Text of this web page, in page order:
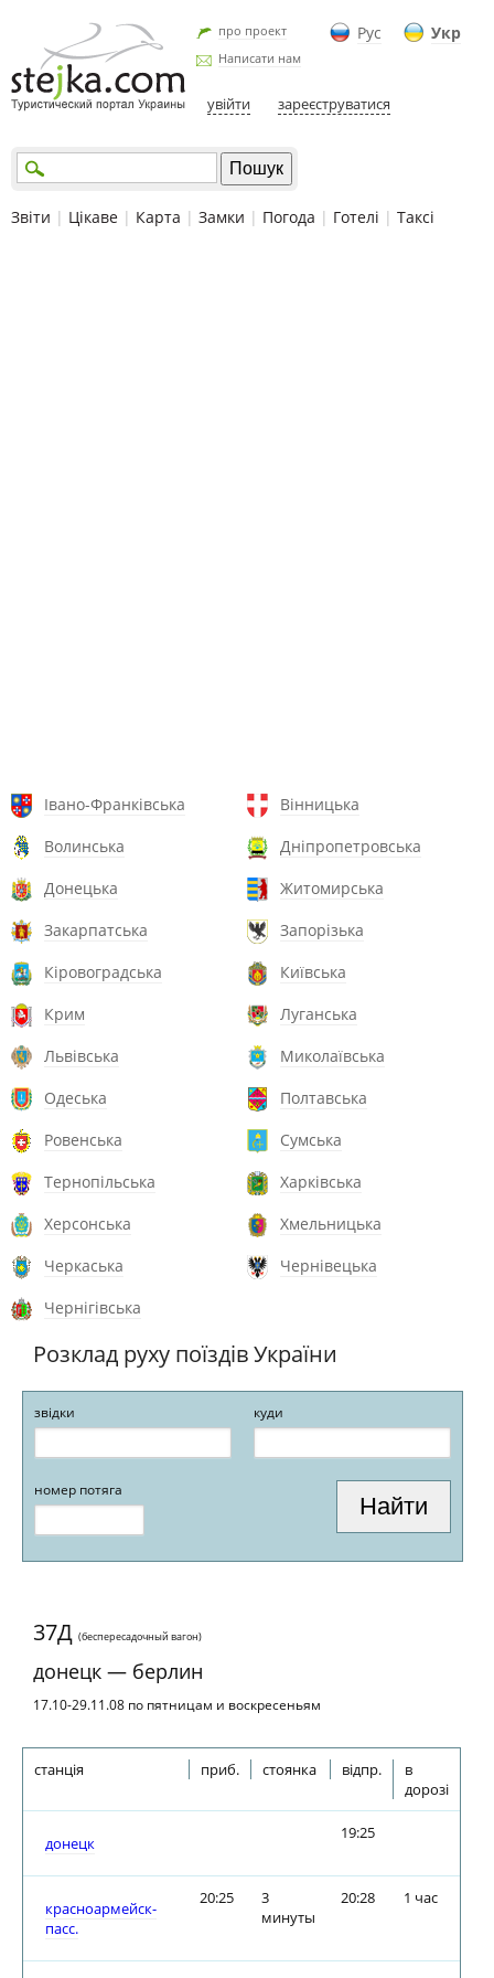
Рус Укр
про проект
Написати нам
увійти зареєструватися
Звіти | Цікаве | Карта | Замки | Погода | Готелі | Таксі
Івано-Франківська
Вінницька
Волинська
Дніпропетровська
Донецька
Житомирська
Закарпатська
Запорізька
Кіровоградська
Київська
Крим
Луганська
Львівська
Миколаївська
Одеська
Полтавська
Ровенська
Сумська
Тернопільська
Харківська
Херсонська
Хмельницька
Черкаська
Чернівецька
Чернігівська
Розклад руху поїздів України
звідки куди
номер потяга
37Д (беспересадочный вагон)
донецк — берлин
17.10-29.11.08 по пятницам и воскресеньям
станція приб. стоянка відпр.
в
дорозі
донецк
19:25
красноармейск-
пасс.
20:25
3
минуты
20:28 1 час